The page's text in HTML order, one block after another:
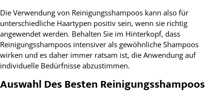
Die Verwendung von Reinigungsshampoos kann also für
unterschiedliche Haartypen positiv sein, wenn sie richtig
angewendet werden. Behalten Sie im Hinterkopf, dass
Reinigungsshampoos intensiver als gewöhnliche Shampoos
wirken und es daher immer ratsam ist, die Anwendung auf
individuelle Bedürfnisse abzustimmen.
Auswahl Des Besten Reinigungsshampoos